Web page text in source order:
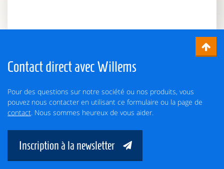
Contact direct avec Willems
Pour des questions sur notre société ou nos produits, vous
pouvez nous contacter en utilisant ce formulaire ou la page de
contact. Nous sommes heureux de vous aider.
Inscription à la newsletter